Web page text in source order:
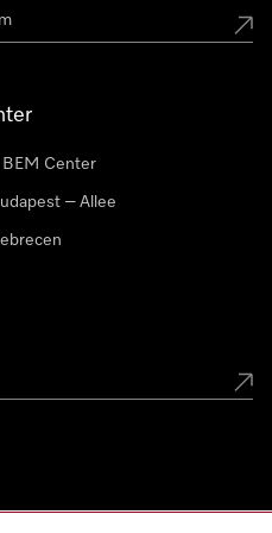
Center
– Allee